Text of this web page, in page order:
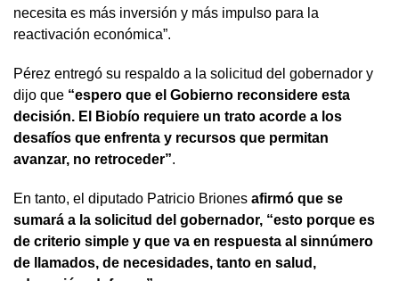
necesita es más inversión y más impulso para la
reactivación económica”.
Pérez entregó su respaldo a la solicitud del gobernador y
dijo que “espero que el Gobierno reconsidere esta
decisión. El Biobío requiere un trato acorde a los
desafíos que enfrenta y recursos que permitan
avanzar, no retroceder”.
En tanto, el diputado Patricio Briones afirmó que se
sumará a la solicitud del gobernador, “esto porque es
de criterio simple y que va en respuesta al sinnúmero
de llamados, de necesidades, tanto en salud,